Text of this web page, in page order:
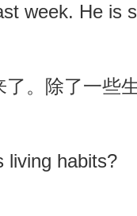
week. He is
。除了一些
living habits?